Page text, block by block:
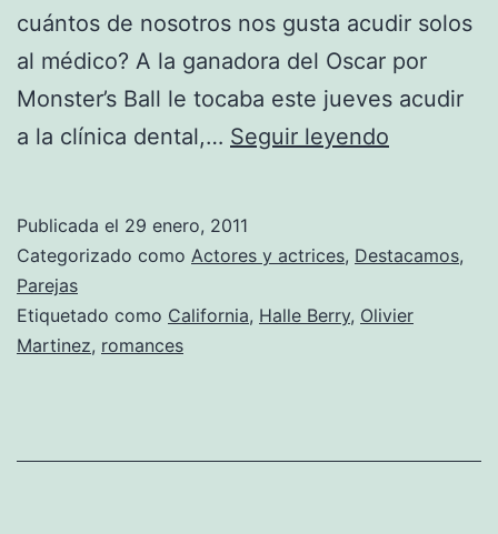
cuántos de nosotros nos gusta acudir solos
al médico? A la ganadora del Oscar por
Monster’s Ball le tocaba este jueves acudir
a la clínica dental,… Seguir leyendo
Olivier
Publicada el 29 enero, 2011
Categorizado como Actores y actrices, Destacamos,
Parejas
Etiquetado como California, Halle Berry, Olivier
Martinez, romances